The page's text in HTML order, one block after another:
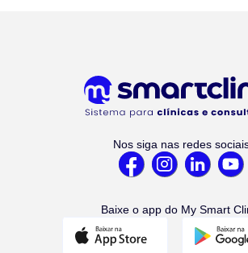
Nos siga nas redes
Baixe o app do My Smart